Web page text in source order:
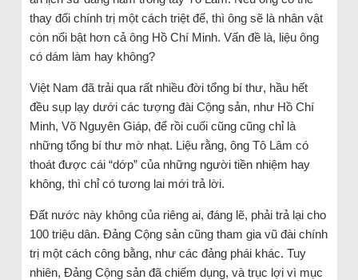
thay đổi chính trị một cách triệt để, thì ông sẽ là nhân vật
còn nổi bật hơn cả ông Hồ Chí Minh. Vấn đề là, liệu ông
có dám làm hay không?
Việt Nam đã trải qua rất nhiều đời tổng bí thư, hầu hết
đều sụp lạy dưới các tượng đài Cộng sản, như Hồ Chí
Minh, Võ Nguyên Giáp, để rồi cuối cũng cũng chỉ là
những tổng bí thư mờ nhạt. Liệu rằng, ông Tô Lâm có
thoát được cái “dớp” của những người tiền nhiệm hay
không, thì chỉ có tương lai mới trả lời.
Đất nước này không của riêng ai, đáng lẽ, phải trả lại cho
100 triệu dân. Đảng Cộng sản cũng tham gia vũ đài chính
trị một cách công bằng, như các đảng phái khác. Tuy
nhiên, Đảng Cộng sản đã chiếm dụng, và trục lợi vì mục